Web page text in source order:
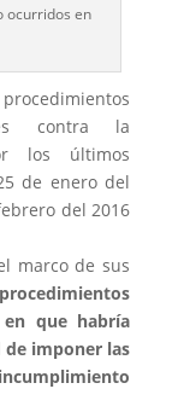
ocurridos en
contra la
los últimos
de enero del
del 2016
marco de sus
en que habría
imponer las